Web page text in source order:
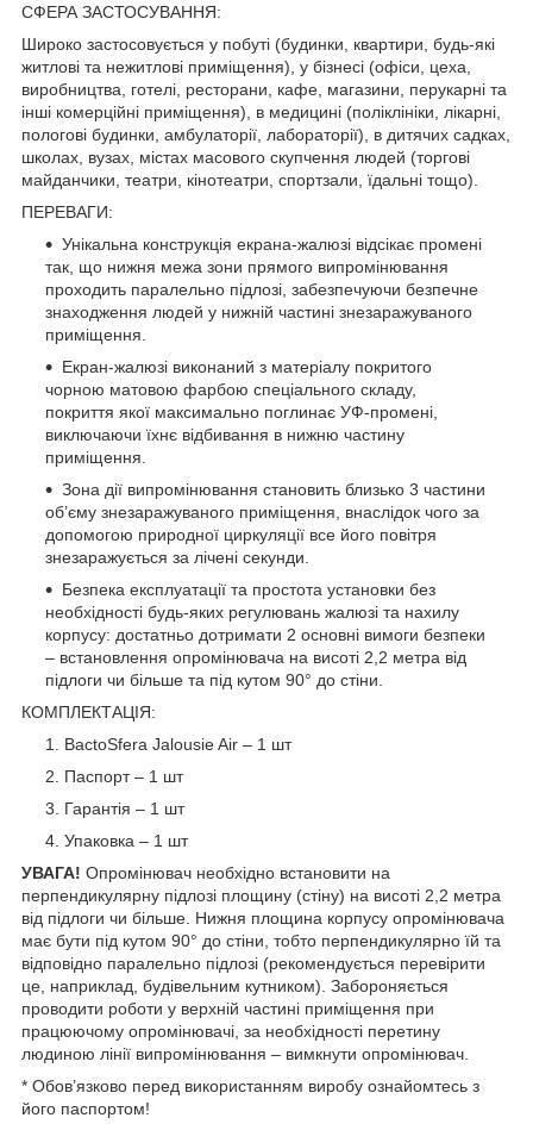
СФЕРА ЗАСТОСУВАННЯ:
Широко застосовується у побуті (будинки, квартири, будь-які
житлові та нежитлові приміщення), у бізнесі (офіси, цеха,
виробництва, готелі, ресторани, кафе, магазини, перукарні та
інші комерційні приміщення), в медицині (поліклініки, лікарні,
пологові будинки, амбулаторії, лабораторії), в дитячих садках,
школах, вузах, містах масового скупчення людей (торгові
майданчики, театри, кінотеатри, спортзали, їдальні тощо).
ПЕРЕВАГИ:
Унікальна конструкція екрана-жалюзі відсікає промені
так, що нижня межа зони прямого випромінювання
проходить паралельно підлозі, забезпечуючи безпечне
знаходження людей у нижній частині знезаражуваного
приміщення.
Екран-жалюзі виконаний з матеріалу покритого
чорною матовою фарбою спеціального складу,
покриття якої максимально поглинає УФ-промені,
виключаючи їхнє відбивання в нижню частину
приміщення.
Зона дії випромінювання становить близько 3 частини
об’єму знезаражуваного приміщення, внаслідок чого за
допомогою природної циркуляції все його повітря
знезаражується за лічені секунди.
Безпека експлуатації та простота установки без
необхідності будь-яких регулювань жалюзі та нахилу
корпусу: достатньо дотримати 2 основні вимоги безпеки
– встановлення опромінювача на висоті 2,2 метра від
підлоги чи більше та під кутом 90° до стіни.
КОМПЛЕКТАЦІЯ:
BactoSfera Jalousie Air – 1 шт
Паспорт – 1 шт
Гарантія – 1 шт
Упаковка – 1 шт
УВАГА! Опромінювач необхідно встановити на
перпендикулярну підлозі площину (стіну) на висоті 2,2 метра
від підлоги чи більше. Нижня площина корпусу опромінювача
має бути під кутом 90° до стіни, тобто перпендикулярно їй та
відповідно паралельно підлозі (рекомендується перевірити
це, наприклад, будівельним кутником). Забороняється
проводити роботи у верхній частині приміщення при
працюючому опромінювачі, за необхідності перетину
людиною лінії випромінювання – вимкнути опромінювач.
* Обов’язково перед використанням виробу ознайомтесь з
його паспортом!